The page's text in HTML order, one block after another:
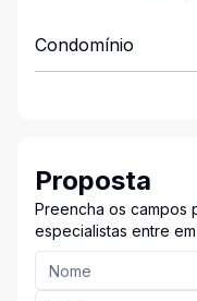
Condomínio
Proposta
Preencha os campos
especialistas entre